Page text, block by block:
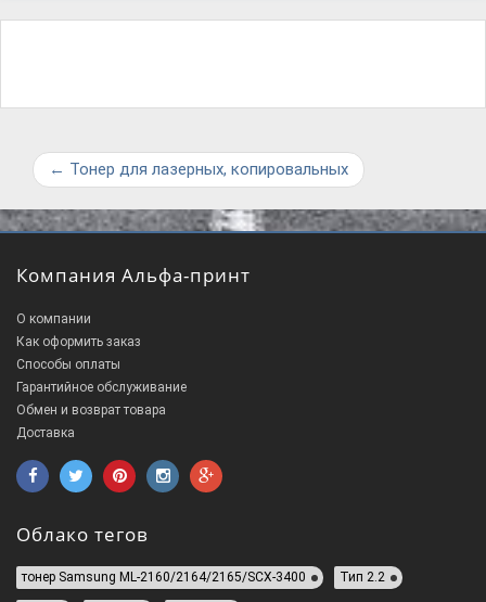
← Тонер для лазерных, копировальных
Компания Альфа-принт
О компании
Как оформить заказ
Способы оплаты
Гарантийное обслуживание
Обмен и возврат товара
Доставка
Облако тегов
тонер Samsung ML-2160/2164/2165/SCX-3400 Тип 2.2